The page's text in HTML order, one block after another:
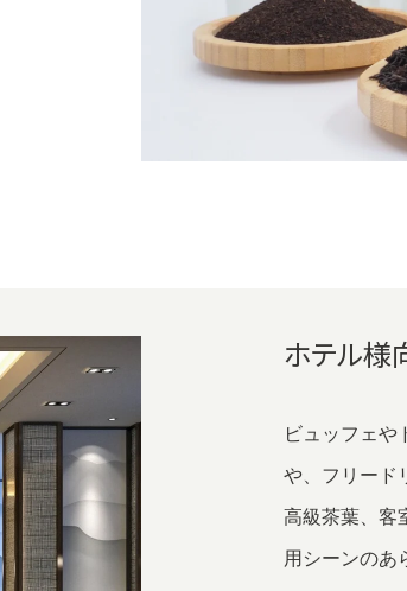
ホテル様
ビュッフェ
や、フリード
高級茶葉、客
用シーンのあ